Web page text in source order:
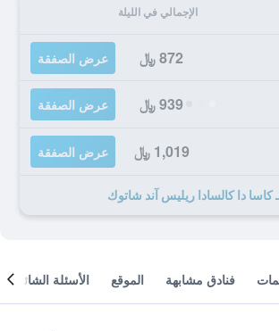
الإجمالي في الليلة
872 ﷼ عرض الصفقة
939 ﷼ عرض الصفقة
1,019 ﷼ عرض الصفقة
فنادق مشابهة الموقع الأسئلة الشائعة